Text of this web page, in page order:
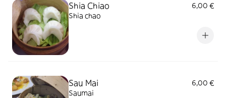
Shia Chiao
6,00 €
Shia chao
Sau Mai
6,00 €
Saumai